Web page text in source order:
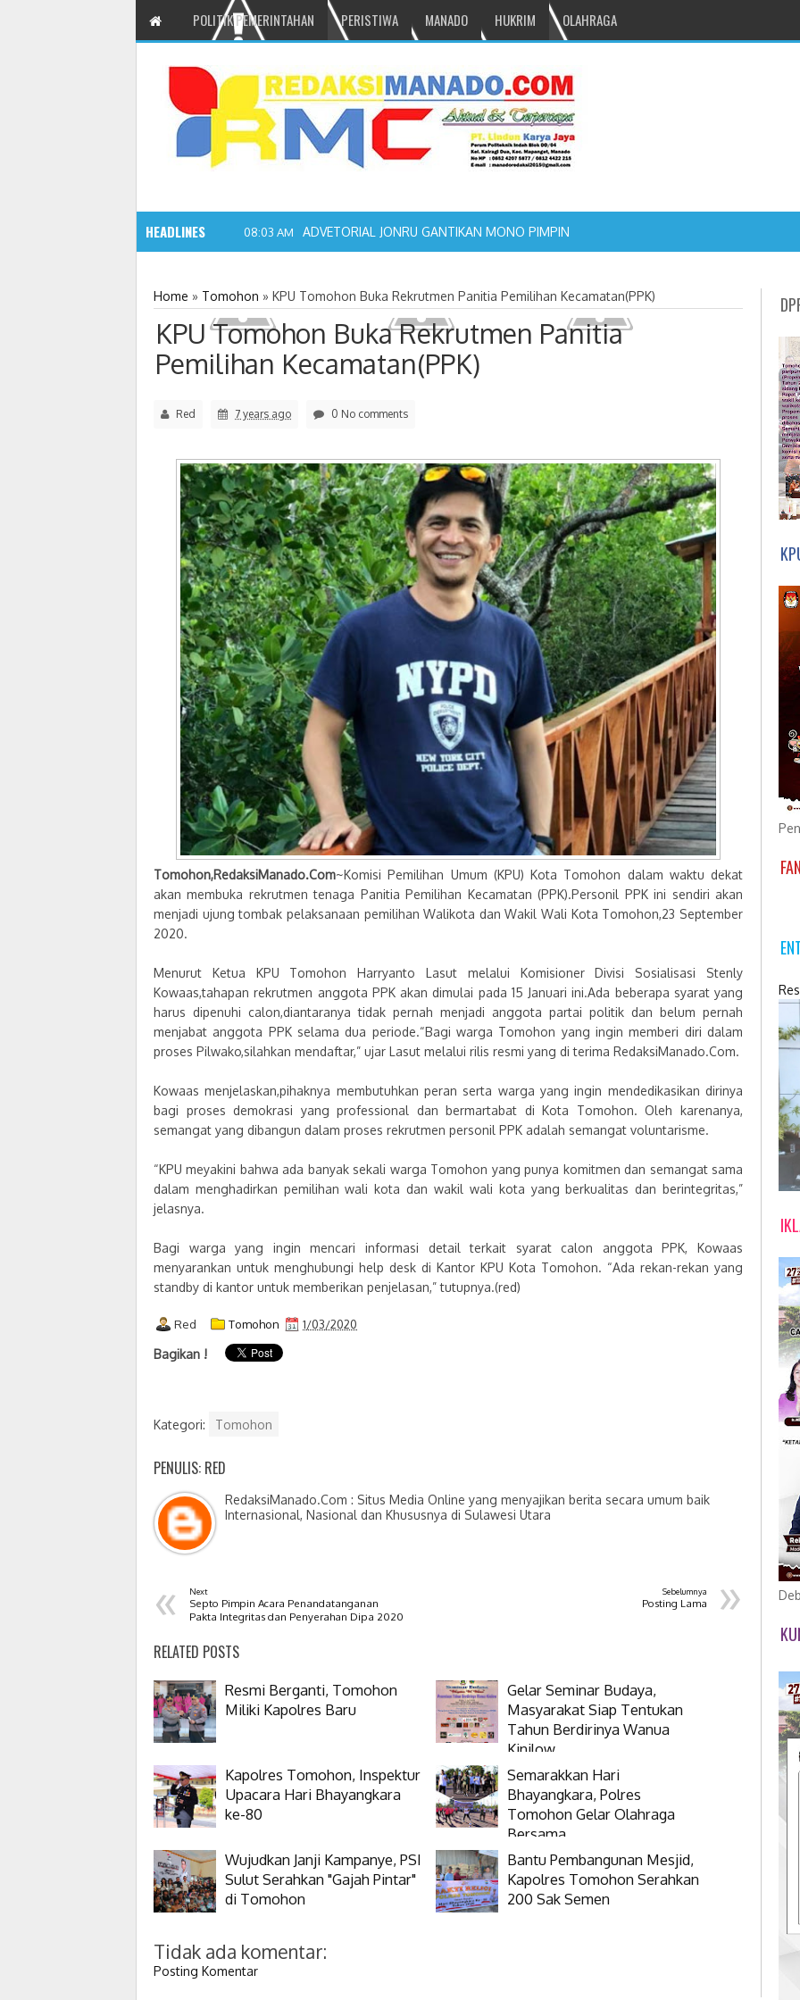
POLITIK PEMERINTAHAN PERISTIWA MANADO HUKRIM OLAHRAGA
HEADLINES 08:03 AM ADVETORIAL JONRU GANTIKAN MONO PIMPIN DPRD TOMOHON
Home » Tomohon » KPU Tomohon Buka Rekrutmen Panitia Pemilihan Kecamatan(PPK)
KPU Tomohon Buka Rekrutmen Panitia
Pemilihan Kecamatan(PPK)
Red 7 years ago 0 No comments
Tomohon,RedaksiManado.Com~Komisi Pemilihan Umum (KPU) Kota Tomohon dalam waktu dekat
akan membuka rekrutmen tenaga Panitia Pemilihan Kecamatan (PPK).Personil PPK ini sendiri akan
menjadi ujung tombak pelaksanaan pemilihan Walikota dan Wakil Wali Kota Tomohon,23 September
2020.
Menurut Ketua KPU Tomohon Harryanto Lasut melalui Komisioner Divisi Sosialisasi Stenly
Kowaas,tahapan rekrutmen anggota PPK akan dimulai pada 15 Januari ini.Ada beberapa syarat yang
harus dipenuhi calon,diantaranya tidak pernah menjadi anggota partai politik dan belum pernah
menjabat anggota PPK selama dua periode.“Bagi warga Tomohon yang ingin memberi diri dalam
proses Pilwako,silahkan mendaftar,” ujar Lasut melalui rilis resmi yang di terima RedaksiManado.Com.
Kowaas menjelaskan,pihaknya membutuhkan peran serta warga yang ingin mendedikasikan dirinya
bagi proses demokrasi yang professional dan bermartabat di Kota Tomohon. Oleh karenanya,
semangat yang dibangun dalam proses rekrutmen personil PPK adalah semangat voluntarisme.
“KPU meyakini bahwa ada banyak sekali warga Tomohon yang punya komitmen dan semangat sama
dalam menghadirkan pemilihan wali kota dan wakil wali kota yang berkualitas dan berintegritas,”
jelasnya.
Bagi warga yang ingin mencari informasi detail terkait syarat calon anggota PPK, Kowaas
menyarankan untuk menghubungi help desk di Kantor KPU Kota Tomohon. “Ada rekan-rekan yang
standby di kantor untuk memberikan penjelasan,” tutupnya.(red)
Red Tomohon 1/03/2020
Bagikan !
Kategori: Tomohon
PENULIS: RED
RedaksiManado.Com : Situs Media Online yang menyajikan berita secara umum baik
Internasional, Nasional dan Khususnya di Sulawesi Utara
« Next
Septo Pimpin Acara Penandatanganan
Pakta Integritas dan Penyerahan Dipa 2020
»
Sebelumnya
Posting Lama
RELATED POSTS
Resmi Berganti, Tomohon
Miliki Kapolres Baru
Gelar Seminar Budaya,
Masyarakat Siap Tentukan
Tahun Berdirinya Wanua
Kinilow
Kapolres Tomohon, Inspektur
Upacara Hari Bhayangkara
ke-80
Semarakkan Hari
Bhayangkara, Polres
Tomohon Gelar Olahraga
Bersama
Wujudkan Janji Kampanye, PSI
Sulut Serahkan "Gajah Pintar"
di Tomohon
Bantu Pembangunan Mesjid,
Kapolres Tomohon Serahkan
200 Sak Semen
Tidak ada komentar:
Posting Komentar